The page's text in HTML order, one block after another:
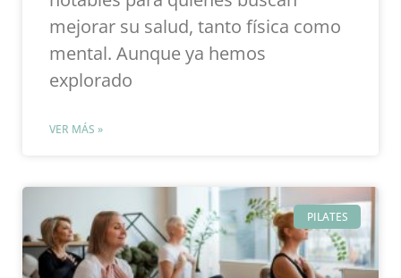
mejorar su salud, tanto física como
mental. Aunque ya hemos
explorado
VER MÁS »
PILATES